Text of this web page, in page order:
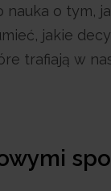
o tym,
jakie
trafiają w